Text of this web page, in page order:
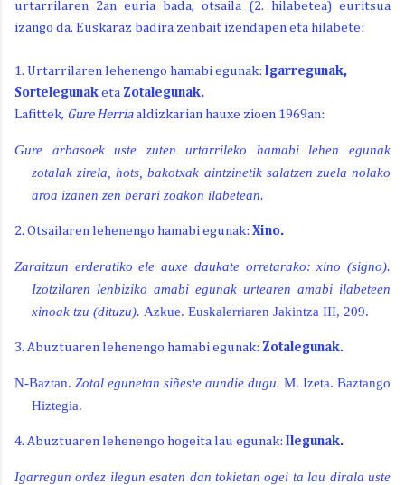
urtarrilaren 2an euria bada, otsaila (2. hilabetea) euritsua
izango da. Euskaraz badira zenbait izendapen eta hilabete:
1. Urtarrilaren lehenengo hamabi egunak: Igarregunak,
Sortelegunak eta Zotalegunak.
Lafittek, Gure Herriaaldizkarian hauxe zioen 1969an:
Gure arbasoek uste zuten urtarrileko hamabi lehen egunak
zotalak zirela, hots, bakotxak aintzinetik salatzen zuela nolako
aroa izanen zen berari zoakon ilabetean.
2. Otsailaren lehenengo hamabi egunak: Xino.
Zaraitzun erderatiko ele auxe daukate orretarako: xino (signo).
Izotzilaren lenbiziko amabi egunak urtearen amabi ilabeteen
xinoak tzu (dituzu). Azkue. Euskalerriaren Jakintza III, 209.
3. Abuztuaren lehenengo hamabi egunak: Zotalegunak.
N-Baztan. Zotal egunetan siñeste aundie dugu. M. Izeta. Baztango
Hiztegia.
4. Abuztuaren lehenengo hogeita lau egunak: Ilegunak.
Igarregun ordez ilegun esaten dan tokietan ogei ta lau dirala uste